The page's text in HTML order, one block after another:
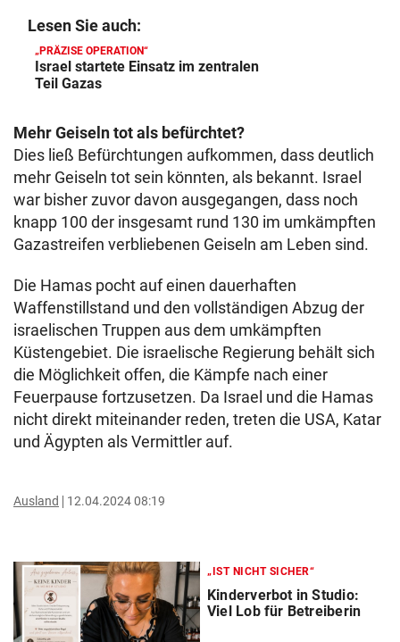
Lesen Sie auch:
„PRÄZISE OPERATION“
Israel startete Einsatz im zentralen
Teil Gazas
Mehr Geiseln tot als befürchtet?
Dies ließ Befürchtungen aufkommen, dass deutlich
mehr Geiseln tot sein könnten, als bekannt. Israel
war bisher zuvor davon ausgegangen, dass noch
knapp 100 der insgesamt rund 130 im umkämpften
Gazastreifen verbliebenen Geiseln am Leben sind.
Die Hamas pocht auf einen dauerhaften
Waffenstillstand und den vollständigen Abzug der
israelischen Truppen aus dem umkämpften
Küstengebiet. Die israelische Regierung behält sich
die Möglichkeit offen, die Kämpfe nach einer
Feuerpause fortzusetzen. Da Israel und die Hamas
nicht direkt miteinander reden, treten die USA, Katar
und Ägypten als Vermittler auf.
Ausland 12.04.2024 08:19
„IST NICHT SICHER“
Kinderverbot in Studio:
Viel Lob für Betreiberin